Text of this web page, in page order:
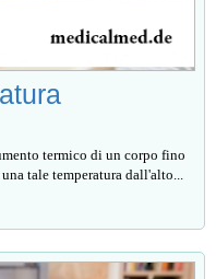
termico di un corpo fino
tale temperatura dall'alto...